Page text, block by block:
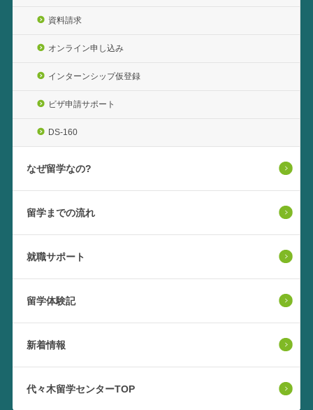
資料請求
オンライン申し込み
インターンシップ仮登録
ビザ申請サポート
DS-160
なぜ留学なの?
留学までの流れ
就職サポート
留学体験記
新着情報
代々木留学センターTOP